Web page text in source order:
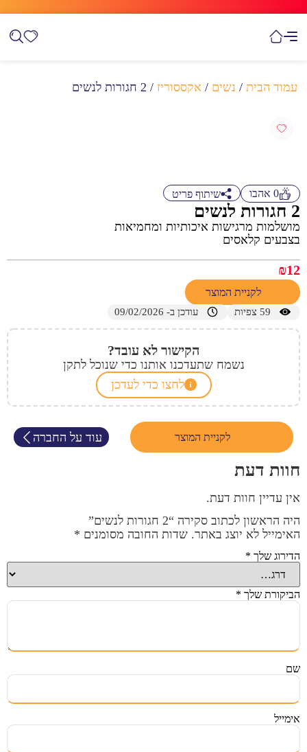
עמוד הבית / נשים / אקססוריז / 2 חגורות לנשים
0 אהבו שיתוף פריט
2 חגורות לנשים
מושלמות מרגישות איכותיות ומחמיאות
בצבעים קלאסים
₪12
לקניית המוצר
59 צפיות עודכן ב- 09/02/2026
הקישור לא עובד?
נשמח שתעדכנו אותנו כדי שנוכל לתקן
לחצו כדי לעדכן
לקניית המוצר עוד על החברה
חוות דעת
אין עדיין חוות דעת.
היה הראשון לכתוב סקירה “2 חגורות לנשים”
האימייל לא יוצג באתר. שדות החובה מסומנים *
הדירוג שלך *
הביקורת שלך *
שם
אימייל